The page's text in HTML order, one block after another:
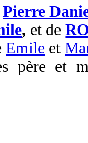
Pierre
, et de
Emile et
père et